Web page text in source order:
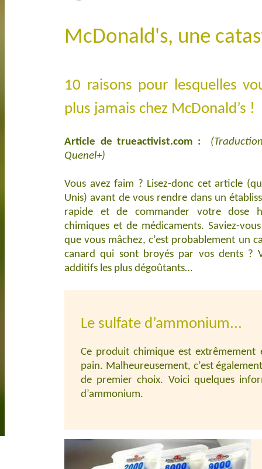
McDonald's, une
10 raisons pour lesquelles
plus jamais chez McDonald’s !
Article de trueactivist.com :
Quenel+)
Vous avez faim ? Lisez-donc cet article
Unis) avant de vous rendre dans un
rapide et de commander votre dose
chimiques et de médicaments. Saviez-
que vous mâchez, c’est probablement un
canard qui sont broyés par vos dents ?
additifs les plus dégoûtants…
Le sulfate d’ammonium...
Ce produit chimique est
pain. Malheureusement, c’est
de premier choix. Voici quelques
d’ammonium.